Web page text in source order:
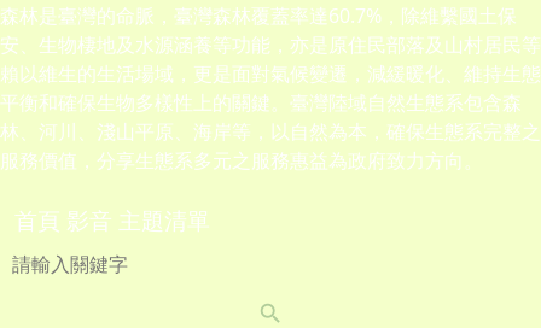
森林是臺灣的命脈，臺灣森林覆蓋率達60.7%，除維繫國土保
安、生物棲地及水源涵養等功能，亦是原住民部落及山村居民等
賴以維生的生活場域，更是面對氣候變遷，減緩暖化、維持生態
平衡和確保生物多樣性上的關鍵。臺灣陸域自然生態系包含森
林、河川、淺山平原、海岸等，以自然為本，確保生態系完整之
服務價值，分享生態系多元之服務惠益為政府致力方向。
首頁 影音 主題清單